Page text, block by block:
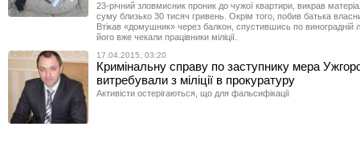
23-річний зловмисник проник до чужої квартири, викрав
суму близько 30 тисяч гривень. Окрім того, побив батька
Втікав «домушник» через балкон, спустившись по виноградній
його вже чекали працівники міліції.
17.04.2015, 03:20
Кримінальну справу по заступнику мера
витребували з міліції в прокуратуру
Активісти остерігаються, що для фальсифікації